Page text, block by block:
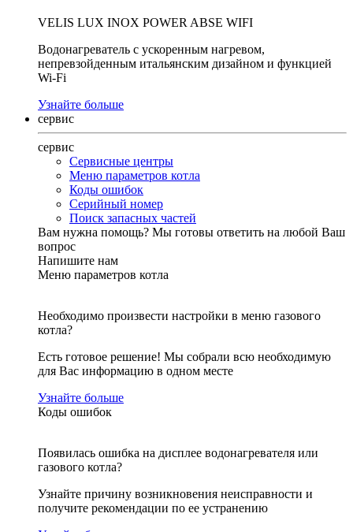
VELIS LUX INOX POWER ABSE WIFI
Водонагреватель с ускоренным нагревом,
непревзойденным итальянским дизайном и функцией
Wi-Fi
Узнайте больше
сервис
сервис
Сервисные центры
Меню параметров котла
Коды ошибок
Серийный номер
Поиск запасных частей
Вам нужна помощь? Мы готовы ответить на любой Ваш
вопрос
Напишите нам
Меню параметров котла
Необходимо произвести настройки в меню газового
котла?
Есть готовое решение! Мы собрали всю необходимую
для Вас информацию в одном месте
Узнайте больше
Коды ошибок
Появилась ошибка на дисплее водонагревателя или
газового котла?
Узнайте причину возникновения неисправности и
получите рекомендации по ее устранению